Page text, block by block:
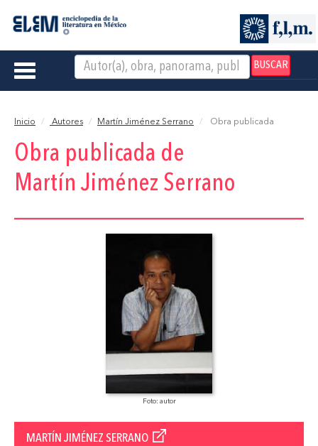
BUSCAR
Toggle
Inicio Autores Martín Jiménez Serrano Obra publicada
Obra publicada de
Martín Jiménez Serrano
Foto: autor
MARTÍN JIMÉNEZ SERRANO